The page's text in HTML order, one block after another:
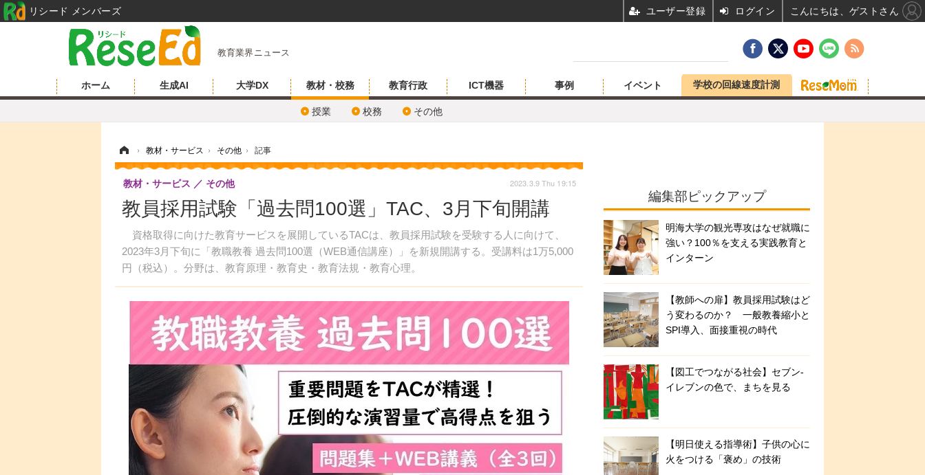
教育業界ニュース
ホーム 生成AI 大学DX 教材・校務
授業 校務 その他
教育行政 ICT機器 事例 イベント 学校の回線速度計測
› 教材・サービス › その他 › 記事
教員採用試験「過去問100選」TAC、3月下旬開講
資格取得に向けた教育サービスを展開しているTACは、教員採用試験を受験する人に向けて、
2023年3月下旬に「教職教養 過去問100選（WEB通信講座）」を新規開講する。受講料は1万5,000
円（税込）。分野は、教育原理・教育史・教育法規・教育心理。
教材・サービス その他 2023.3.9 Thu 19:15
編集部ピックアップ
明海大学の観光専攻はなぜ就職に
強い？100％を支える実践教育と
インターン
【教師への扉】教員採用試験はど
う変わるのか？ 一般教養縮小と
SPI導入、面接重視の時代
【図工でつながる社会】セブン‐
イレブンの色で、まちを見る
【明日使える指導術】子供の心に
火をつける「褒め」の技術
リシード メンバーズ ユーザー登録 ログイン こんにちは、ゲストさん